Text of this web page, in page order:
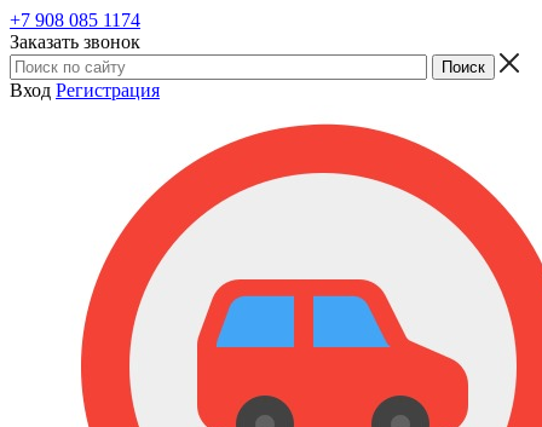
+7 908 085 1174
Заказать звонок
Вход Регистрация